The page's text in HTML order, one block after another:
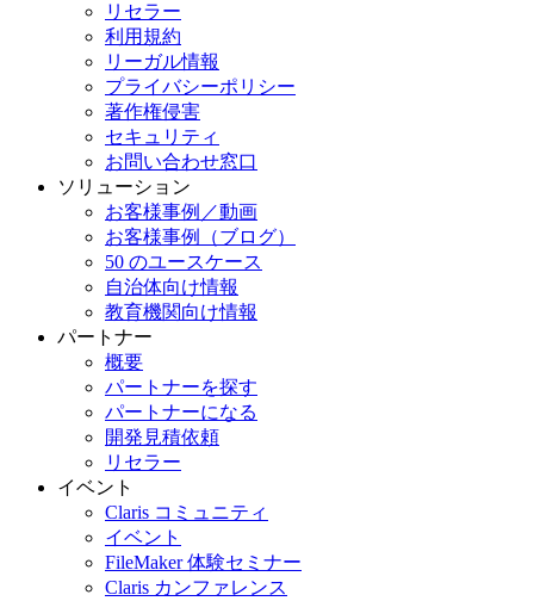
リセラー
利用規約
リーガル情報
プライバシーポリシー
著作権侵害
セキュリティ
お問い合わせ窓口
ソリューション
お客様事例／動画
お客様事例（ブログ）
50 のユースケース
自治体向け情報
教育機関向け情報
パートナー
概要
パートナーを探す
パートナーになる
開発見積依頼
リセラー
イベント
Claris コミュニティ
イベント
FileMaker 体験セミナー
Claris カンファレンス